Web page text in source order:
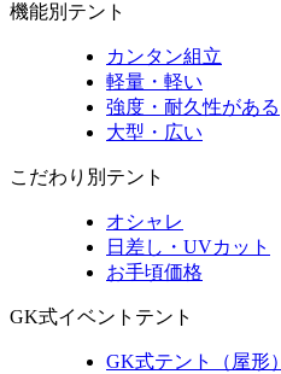
機能別テント
カンタン組立
軽量・軽い
強度・耐久性がある
大型・広い
こだわり別テント
オシャレ
日差し・UVカット
お手頃価格
GK式イベントテント
GK式テント（屋形）